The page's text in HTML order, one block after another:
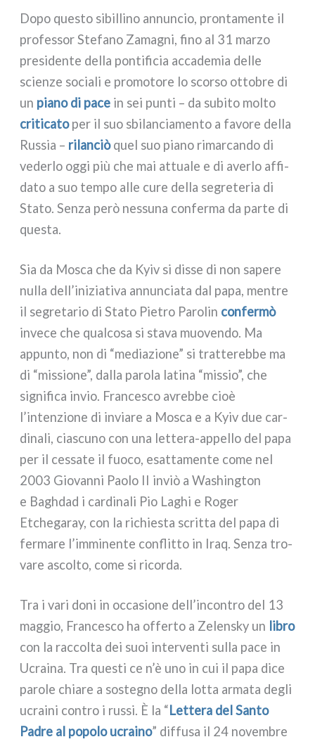
Dopo que­sto sibil­li­no annun­cio, pron­ta­men­te il
pro­fes­sor Stefano Zamagni, fino al 31 mar­zo
pre­si­den­te del­la pon­ti­fi­cia acca­de­mia del­le
scien­ze socia­li e pro­mo­to­re lo scor­so otto­bre di
un pia­no di pace in sei pun­ti – da subi­to mol­to
cri­ti­ca­toper il suo sbi­lan­cia­men­to a favo­re del­la
Russia – rilan­ciòquel suo pia­no rimar­can­do di
veder­lo oggi più che mai attua­le e di aver­lo affi­
da­to a suo tem­po alle cure del­la segre­te­ria di
Stato. Senza però nes­su­na con­fer­ma da par­te di
que­sta.
Sia da Mosca che da Kyiv si dis­se di non sape­re
nul­la dell’iniziativa annun­cia­ta dal papa, men­tre
il segre­ta­rio di Stato Pietro Parolin con­fer­mò
inve­ce che qual­co­sa si sta­va muo­ven­do. Ma
appun­to, non di “media­zio­ne” si trat­te­reb­be ma
di “mis­sio­ne”, dal­la paro­la lati­na “mis­sio”, che
signi­fi­ca invio. Francesco avreb­be cioè
l’intenzione di invia­re a Mosca e a Kyiv due car­
di­na­li, cia­scu­no con una lettera-appello del papa
per il ces­sa­te il fuo­co, esat­ta­men­te come nel
2003 Giovanni Paolo II inviò a Washington
e Baghdad i car­di­na­li Pio Laghi e Roger
Etchegaray, con la richie­sta scrit­ta del papa di
fer­ma­re l’imminente con­flit­to in Iraq. Senza tro­
va­re ascol­to, come si ricor­da.
Tra i vari doni in occa­sio­ne dell’incontro del 13
mag­gio, Francesco ha offer­to a Zelensky un libro
con la rac­col­ta dei suoi inter­ven­ti sul­la pace in
Ucraina. Tra que­sti ce n’è uno in cui il papa dice
paro­le chia­re a soste­gno del­la lot­ta arma­ta degli
ucrai­ni con­tro i rus­si. È la “Lettera del Santo
Padre al popo­lo ucrai­no” dif­fu­sa il 24 novem­bre